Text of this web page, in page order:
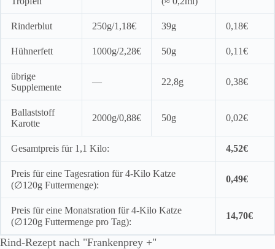
Rinderblut 250g/1,18€ 39g 0,18€
Hühnerfett 1000g/2,28€ 50g 0,11€
übrige
Supplemente
— 22,8g 0,38€
Ballaststoff
Karotte
2000g/0,88€ 50g 0,02€
Gesamtpreis für 1,1 Kilo: 4,52€
Preis für eine Tagesration für 4-Kilo Katze
(∅120g Futtermenge):
0,49€
Preis für eine Monatsration für 4-Kilo Katze
(∅120g Futtermenge pro Tag):
14,70€
Rind-Rezept nach "Frankenprey +"